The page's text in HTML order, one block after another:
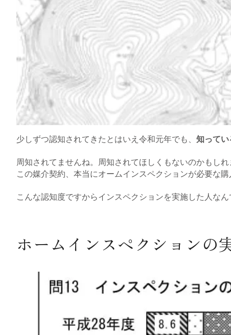
少しずつ認知されてきたとはいえ令和元年でも、 知って
周知されてませんね。周知されてほしくもないのかもし
この媒介契約、本当にオームインスペクションが必要な
こんな認知度ですからインスペクションを実施した人なん
ホームインスペクションの